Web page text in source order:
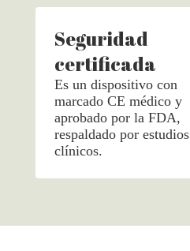
Seguridad
certificada
Es un dispositivo con
marcado CE médico y
aprobado por la FDA,
respaldado por estudios
clínicos.